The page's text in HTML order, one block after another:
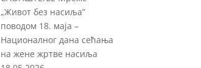
„Живот без насиља”
поводом 18. маја –
Националног дана сећања
на жене жртве насиља